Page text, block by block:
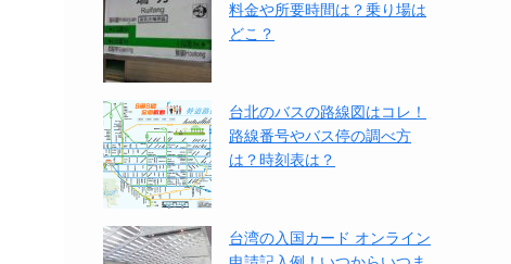
料金や所要時間は？乗り場は
どこ？
台北のバスの路線図はコレ！
路線番号やバス停の調べ方
は？時刻表は？
台湾の入国カード オンライン